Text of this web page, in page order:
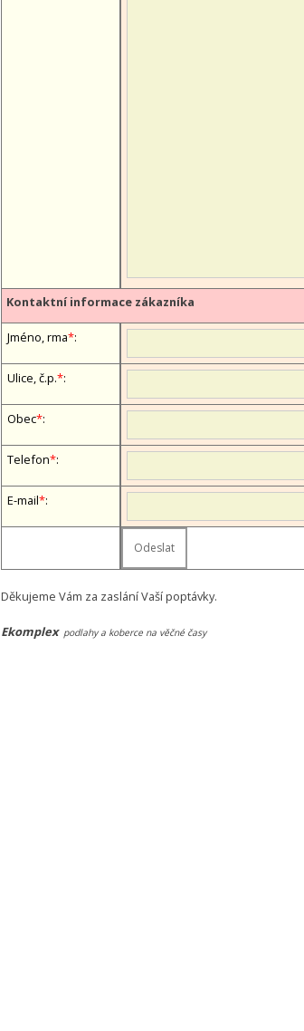
Kontaktní informace zákazníka
Jméno, firma*:
Ulice, č.p.*:
Obec*:
Telefon*:
E-mail*:
Děkujeme Vám za zaslání Vaší poptávky.
Ekomplex podlahy a koberce na věčné časy